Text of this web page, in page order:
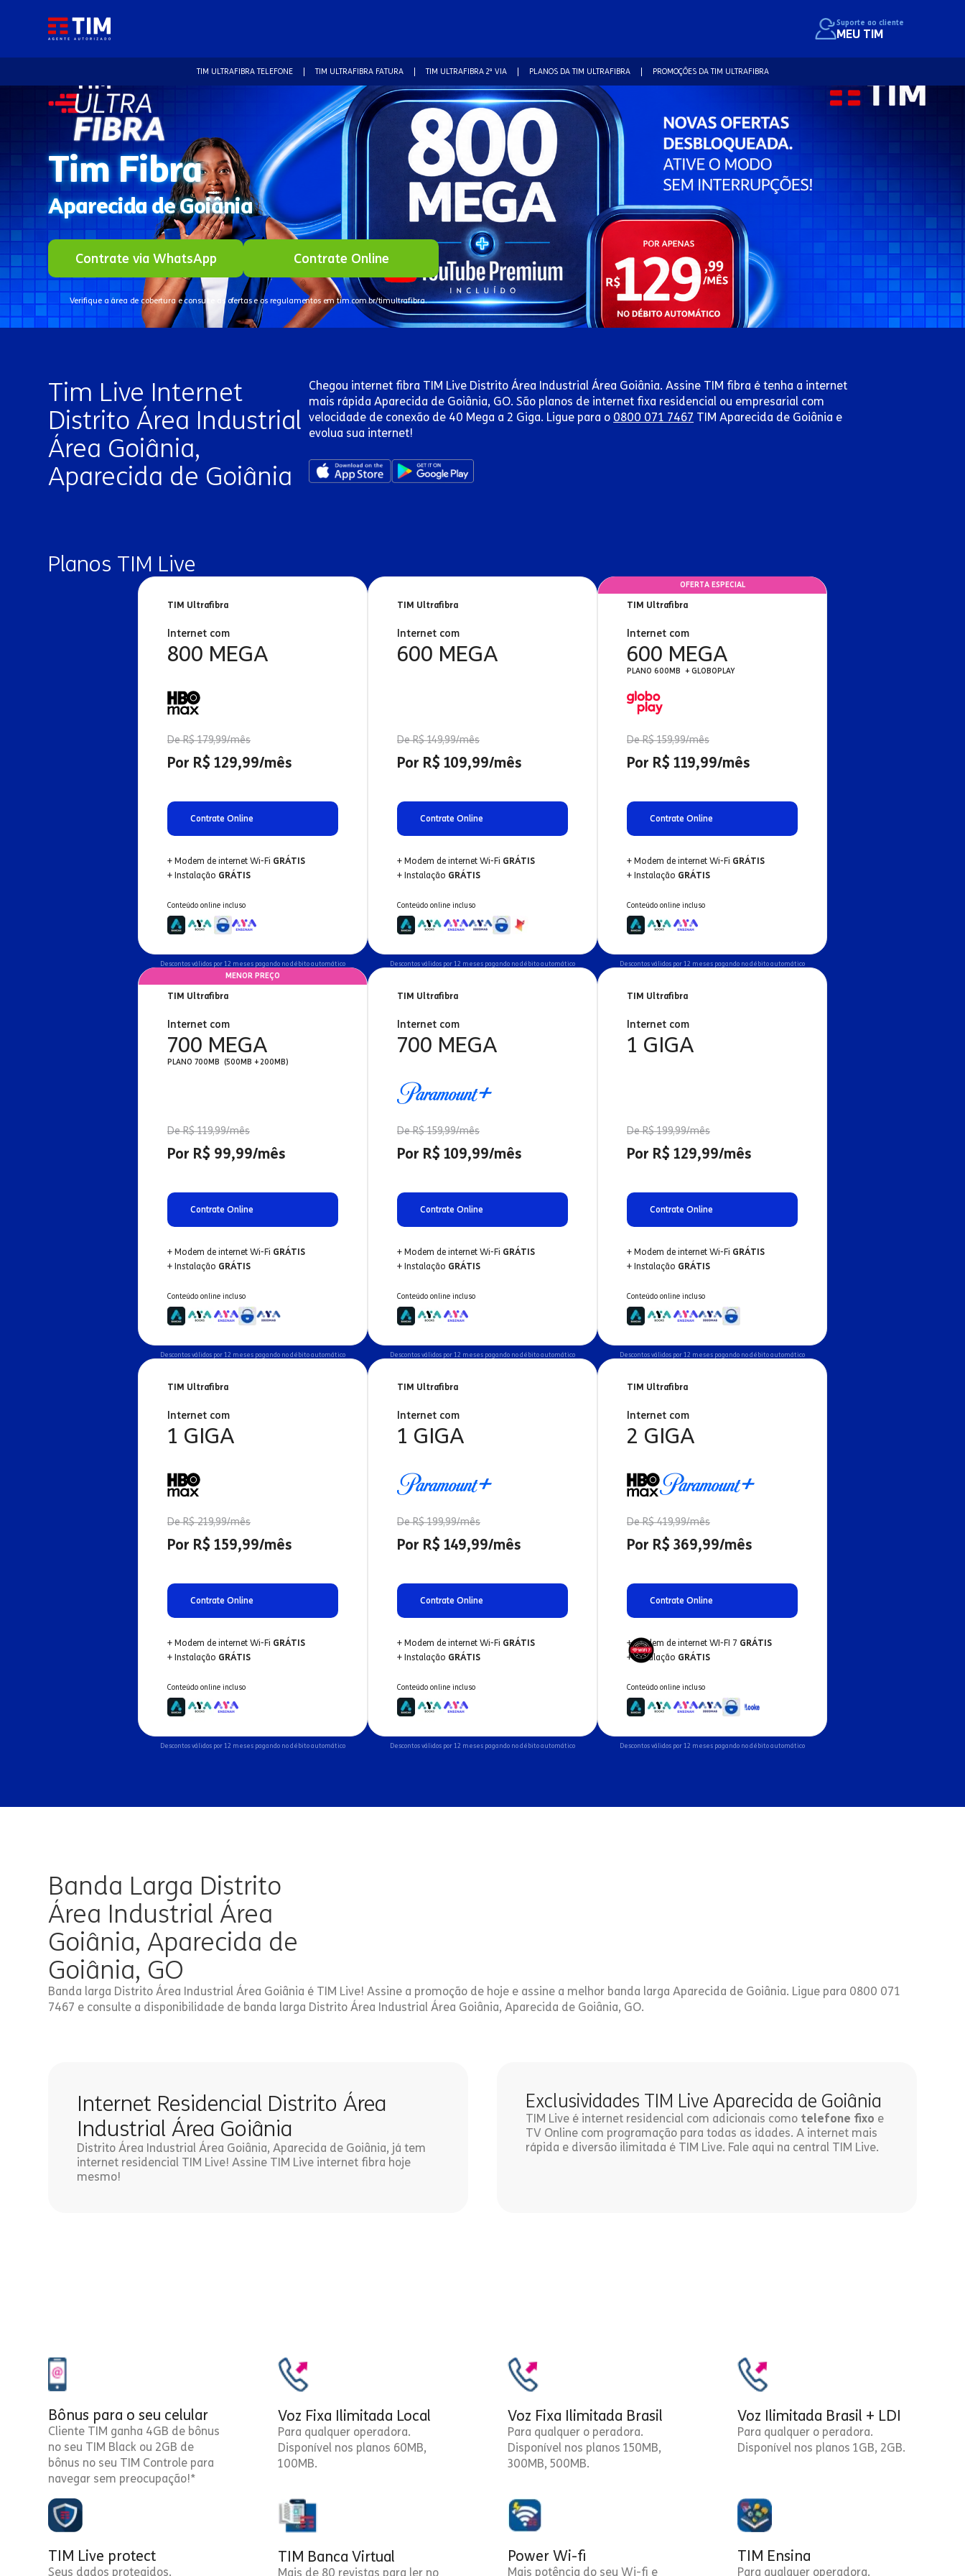
Suporte ao cliente
MEU TIM
TIM ULTRAFIBRA TELEFONE TIM ULTRAFIBRA FATURA TIM ULTRAFIBRA 2ª VIA PLANOS DA TIM ULTRAFIBRA PROMOÇÕES DA TIM ULTRAFIBRA
Tim Fibra
Aparecida de Goiânia
Contrate via WhatsApp Contrate Online
Verifique a área de cobertura e consulte as ofertas e os regulamentos em tim.com.br/timultrafibra.
Tim Live Internet
Distrito Área Industrial
Área Goiânia,
Aparecida de Goiânia
Chegou internet fibra TIM Live Distrito Área Industrial Área Goiânia. Assine TIM fibra é tenha a internet
mais rápida Aparecida de Goiânia, GO. São planos de internet fixa residencial ou empresarial com
velocidade de conexão de 40 Mega a 2 Giga. Ligue para o 0800 071 7467 TIM Aparecida de Goiânia e
evolua sua internet!
Planos TIM Live
TIM Ultrafibra
Internet com
800 MEGA
De R$ 179,99/mês
Por R$ 129,99/mês
Contrate Online
+ Modem de internet Wi-Fi GRÁTIS
+ Instalação GRÁTIS
Conteúdo online incluso
Descontos válidos por 12 meses pagando no débito automático
TIM Ultrafibra
Internet com
600 MEGA
De R$ 149,99/mês
Por R$ 109,99/mês
Contrate Online
+ Modem de internet Wi-Fi GRÁTIS
+ Instalação GRÁTIS
Conteúdo online incluso
Descontos válidos por 12 meses pagando no débito automático
TIM Ultrafibra
Internet com
600 MEGA
PLANO 600MB + GLOBOPLAY
De R$ 159,99/mês
Por R$ 119,99/mês
Contrate Online
+ Modem de internet Wi-Fi GRÁTIS
+ Instalação GRÁTIS
Conteúdo online incluso
OFERTA ESPECIAL
Descontos válidos por 12 meses pagando no débito automático
TIM Ultrafibra
Internet com
700 MEGA
PLANO 700MB (500MB + 200MB)
De R$ 119,99/mês
Por R$ 99,99/mês
Contrate Online
+ Modem de internet Wi-Fi GRÁTIS
+ Instalação GRÁTIS
Conteúdo online incluso
MENOR PREÇO
Descontos válidos por 12 meses pagando no débito automático
TIM Ultrafibra
Internet com
700 MEGA
De R$ 159,99/mês
Por R$ 109,99/mês
Contrate Online
+ Modem de internet Wi-Fi GRÁTIS
+ Instalação GRÁTIS
Conteúdo online incluso
Descontos válidos por 12 meses pagando no débito automático
TIM Ultrafibra
Internet com
1 GIGA
De R$ 199,99/mês
Por R$ 129,99/mês
Contrate Online
+ Modem de internet Wi-Fi GRÁTIS
+ Instalação GRÁTIS
Conteúdo online incluso
Descontos válidos por 12 meses pagando no débito automático
TIM Ultrafibra
Internet com
1 GIGA
De R$ 219,99/mês
Por R$ 159,99/mês
Contrate Online
+ Modem de internet Wi-Fi GRÁTIS
+ Instalação GRÁTIS
Conteúdo online incluso
Descontos válidos por 12 meses pagando no débito automático
TIM Ultrafibra
Internet com
1 GIGA
De R$ 199,99/mês
Por R$ 149,99/mês
Contrate Online
+ Modem de internet Wi-Fi GRÁTIS
+ Instalação GRÁTIS
Conteúdo online incluso
Descontos válidos por 12 meses pagando no débito automático
TIM Ultrafibra
Internet com
2 GIGA
De R$ 419,99/mês
Por R$ 369,99/mês
Contrate Online
+ Modem de internet WI-FI 7 GRÁTIS
+ Instalação GRÁTIS
Conteúdo online incluso
Descontos válidos por 12 meses pagando no débito automático
Banda Larga Distrito
Área Industrial Área
Goiânia, Aparecida de
Goiânia, GO
Banda larga Distrito Área Industrial Área Goiânia é TIM Live! Assine a promoção de hoje e assine a melhor banda larga Aparecida de Goiânia. Ligue para 0800 071
7467 e consulte a disponibilidade de banda larga Distrito Área Industrial Área Goiânia, Aparecida de Goiânia, GO.
Internet Residencial Distrito Área
Industrial Área Goiânia
Distrito Área Industrial Área Goiânia, Aparecida de Goiânia, já tem
internet residencial TIM Live! Assine TIM Live internet fibra hoje
mesmo!
Exclusividades TIM Live Aparecida de Goiânia
TIM Live é internet residencial com adicionais como telefone fixo e
TV Online com programação para todas as idades. A internet mais
rápida e diversão ilimitada é TIM Live. Fale aqui na central TIM Live.
Bônus para o seu celular
Cliente TIM ganha 4GB de bônus
no seu TIM Black ou 2GB de
bônus no seu TIM Controle para
navegar sem preocupação!*
Voz Fixa Ilimitada Local
Para qualquer operadora.
Disponível nos planos 60MB,
100MB.
Voz Fixa Ilimitada Brasil
Para qualquer o peradora.
Disponível nos planos 150MB,
300MB, 500MB.
Voz Ilimitada Brasil + LDI
Para qualquer o peradora.
Disponível nos planos 1GB, 2GB.
TIM Live protect
Seus dados protegidos.
TIM Banca Virtual
Mais de 80 revistas para ler no
Power Wi-fi
Mais potência do seu Wi-fi e
TIM Ensina
Para qualquer operadora.